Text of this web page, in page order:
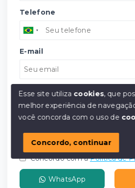
Telefone
E-mail
Mensagem
Concordo com aPolítica de
WhatsApp
Esse site utiliza cookies, que
melhor experiência de
você concorda com o uso de
Concordo, continuar